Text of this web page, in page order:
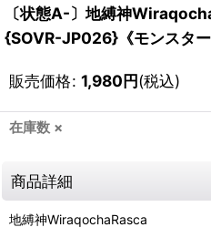
〔状態A-〕地縛神
{SOVR-JP026}《モンスター
販売価格: 1,980円(税込)
在庫数 ×
商品詳細
地縛神WiraqochaRasca